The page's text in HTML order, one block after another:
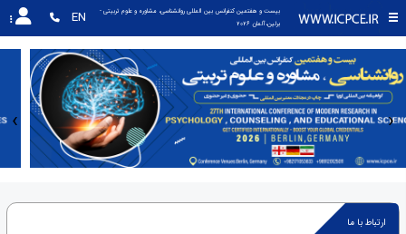
برلین،آلمان 2026
EN
‹ ›
ارتباط با ما